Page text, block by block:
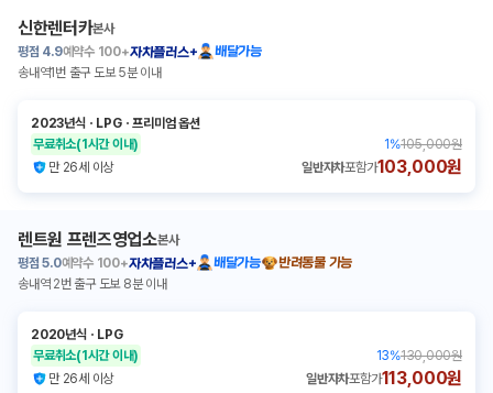
신한렌터카본사
평점 4.9예약수 100+자차플러스+
배달가능
송내역1번 출구 도보 5분 이내
2023년식 ㆍ LPGㆍ프리미엄 옵션
무료취소(1시간 이내) 1 %105,000원
만 26세 이상
일반자차포함가103,000원
렌트원 프렌즈영업소본사
평점 5.0예약수 100+자차플러스+ 배달가능
반려동물 가능
송내역 2번 출구 도보 8분 이내
2020년식 ㆍ LPG
무료취소(1시간 이내) 13%130,000원
만 26세 이상
일반자차포함가113,000원